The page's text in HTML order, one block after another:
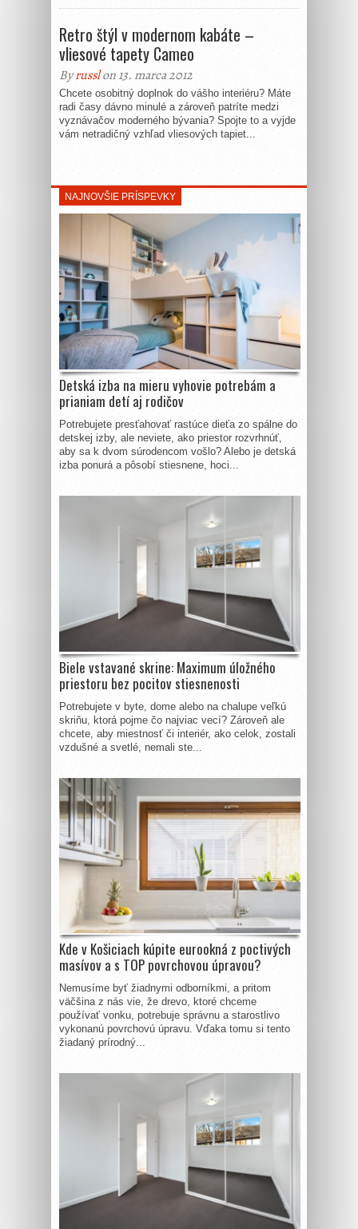
Retro štýl v modernom kabáte –
vliesové tapety Cameo
Byrusslon 13. marca 2012
Chcete osobitný doplnok do vášho interiéru? Máte
radi časy dávno minulé a zároveň patríte medzi
vyznávačov moderného bývania? Spojte to a vyjde
vám netradičný vzhľad vliesových tapiet...
NAJNOVŠIE PRÍSPEVKY
Detská izba na mieru vyhovie potrebám a
prianiam detí aj rodičov
Potrebujete presťahovať rastúce dieťa zo spálne do
detskej izby, ale neviete, ako priestor rozvrhnúť,
aby sa k dvom súrodencom vošlo? Alebo je detská
izba ponurá a pôsobí stiesnene, hoci...
Biele vstavané skrine: Maximum úložného
priestoru bez pocitov stiesnenosti
Potrebujete v byte, dome alebo na chalupe veľkú
skriňu, ktorá pojme čo najviac vecí? Zároveň ale
chcete, aby miestnosť či interiér, ako celok, zostali
vzdušné a svetlé, nemali ste...
Kde v Košiciach kúpite eurookná z poctivých
masívov a s TOP povrchovou úpravou?
Nemusíme byť žiadnymi odborníkmi, a pritom
väčšina z nás vie, že drevo, ktoré chceme
používať vonku, potrebuje správnu a starostlivo
vykonanú povrchovú úpravu. Vďaka tomu si tento
žiadaný prírodný...